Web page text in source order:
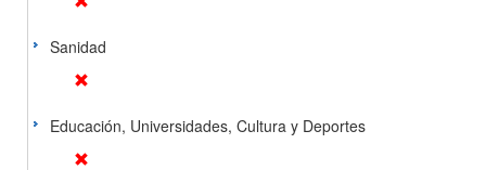
Sanidad
Educación, Universidades, Cultura y Deportes